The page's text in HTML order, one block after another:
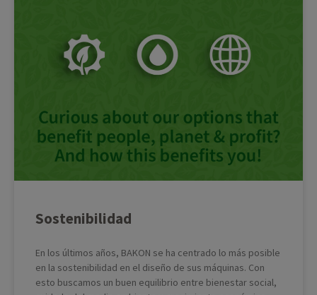
Sostenibilidad
En los últimos años, BAKON se ha centrado lo más posible
en la sostenibilidad en el diseño de sus máquinas. Con
esto buscamos un buen equilibrio entre bienestar social,